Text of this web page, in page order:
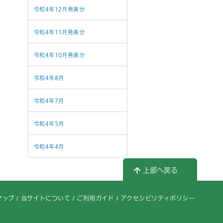
令和4年12月発表分
令和4年11月発表分
令和4年10月発表分
令和4年8月
令和4年7月
令和4年5月
令和4年4月
上部へ戻る
ップ 当サイトについて ご利用ガイド アクセシビリティポリシー